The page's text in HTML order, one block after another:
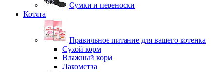
Сумки и переноски
Котята
Правильное питание для вашего котенка
Сухой корм
Влажный корм
Лакомства